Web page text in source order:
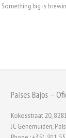
Something big is
Países Bajos –
Kokosstraat 20,
JC Genemuiden,